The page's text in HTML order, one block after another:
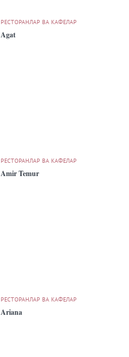
РЕСТОРАНЛАР ВА КАФЕЛАР
Agat
РЕСТОРАНЛАР ВА КАФЕЛАР
Amir Temur
РЕСТОРАНЛАР ВА КАФЕЛАР
Ariana